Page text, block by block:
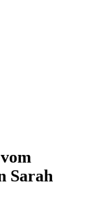
Sarah